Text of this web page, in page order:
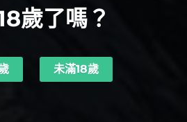
歲了嗎？
未滿18歲